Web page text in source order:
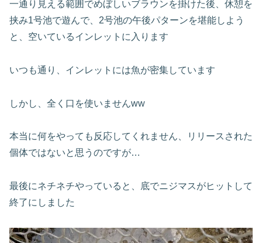
一通り見える範囲でめぼしいブラウンを掛けた後、休憩を
挟み1号池で遊んで、2号池の午後パターンを堪能しよう
と、空いているインレットに入ります
いつも通り、インレットには魚が密集しています
しかし、全く口を使いませんww
本当に何をやっても反応してくれません、リリースされた
個体ではないと思うのですが…
最後にネチネチやっていると、底でニジマスがヒットして
終了にしました